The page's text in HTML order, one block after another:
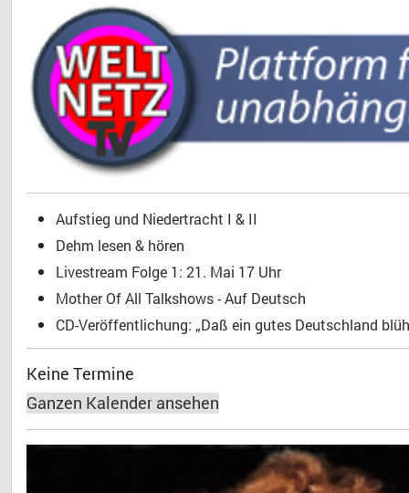
Aufstieg und Niedertracht I & II
Dehm lesen & hören
Livestream Folge 1: 21. Mai 17 Uhr
Mother Of All Talkshows - Auf Deutsch
CD-Veröffentlichung: „Daß ein gutes Deutschland
Keine Termine
Ganzen Kalender ansehen